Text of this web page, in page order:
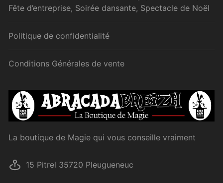
Fête d’entreprise, Soirée dansante, Spectacle de Noël
Politique de confidentialité
Conditions Générales de vente
La boutique de Magie qui vous conseille vraiment
15 Pitrel 35720 Pleugueneuc